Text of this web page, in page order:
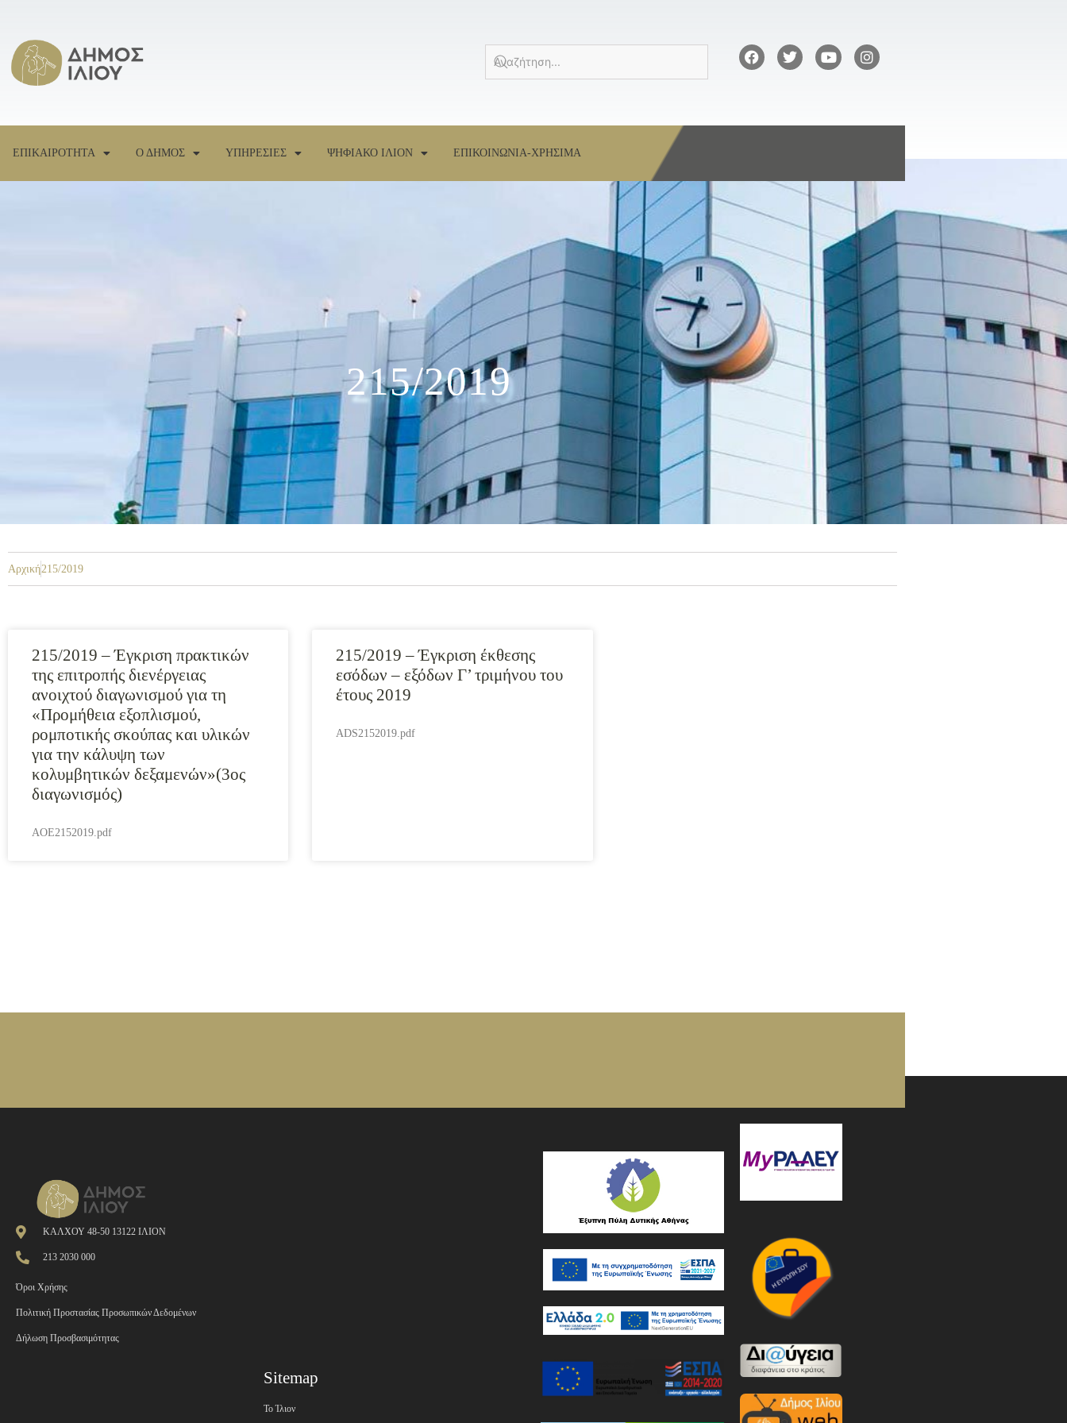
ΕΠΙΚΑΙΡΟΤΗΤΑ Ο ΔΗΜΟΣ ΥΠΗΡΕΣΙΕΣ ΨΗΦΙΑΚΟ ΙΛΙΟΝ ΕΠΙΚΟΙΝΩΝΙΑ-ΧΡΗΣΙΜΑ
215/2019
Αρχική215/2019
215/2019 – Έγκριση πρακτικών
της επιτροπής διενέργειας
ανοιχτού διαγωνισμού για τη
«Προμήθεια εξοπλισμού,
ρομποτικής σκούπας και υλικών
για την κάλυψη των
κολυμβητικών δεξαμενών»(3ος
διαγωνισμός)
AOE2152019.pdf
215/2019 – Έγκριση έκθεσης
εσόδων – εξόδων Γ’ τριμήνου του
έτους 2019
ADS2152019.pdf
ΚΑΛΧΟΥ 48-50 13122 ΙΛΙΟΝ
213 2030 000
Όροι Χρήσης
Πολιτική Προστασίας Προσωπικών Δεδομένων
Δήλωση Προσβασιμότητας
Sitemap
Το Ίλιον